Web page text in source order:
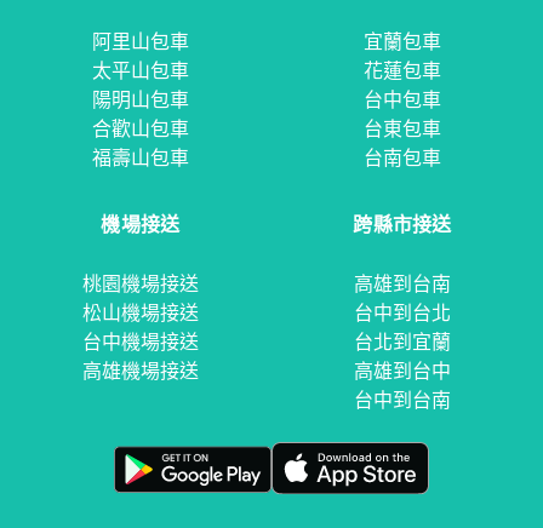
阿里山包車
太平山包車
陽明山包車
合歡山包車
福壽山包車
宜蘭包車
花蓮包車
台中包車
台東包車
台南包車
機場接送
桃園機場接送
松山機場接送
台中機場接送
高雄機場接送
跨縣市接送
高雄到台南
台中到台北
台北到宜蘭
高雄到台中
台中到台南